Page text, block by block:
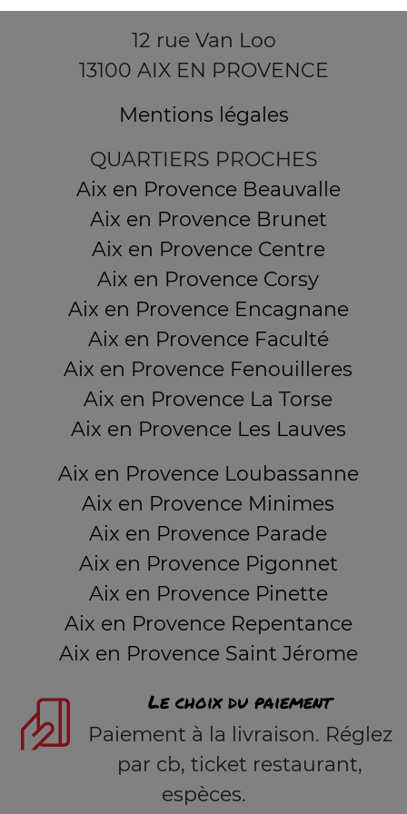
12 rue Van Loo
13100 AIX EN PROVENCE
Mentions légales
QUARTIERS PROCHES
Aix en Provence Beauvalle
Aix en Provence Brunet
Aix en Provence Centre
Aix en Provence Corsy
Aix en Provence Encagnane
Aix en Provence Faculté
Aix en Provence Fenouilleres
Aix en Provence La Torse
Aix en Provence Les Lauves
Aix en Provence Loubassanne
Aix en Provence Minimes
Aix en Provence Parade
Aix en Provence Pigonnet
Aix en Provence Pinette
Aix en Provence Repentance
Aix en Provence Saint Jérome
Le choix du paiement
Paiement à la livraison. Réglez
par cb, ticket restaurant,
espèces.